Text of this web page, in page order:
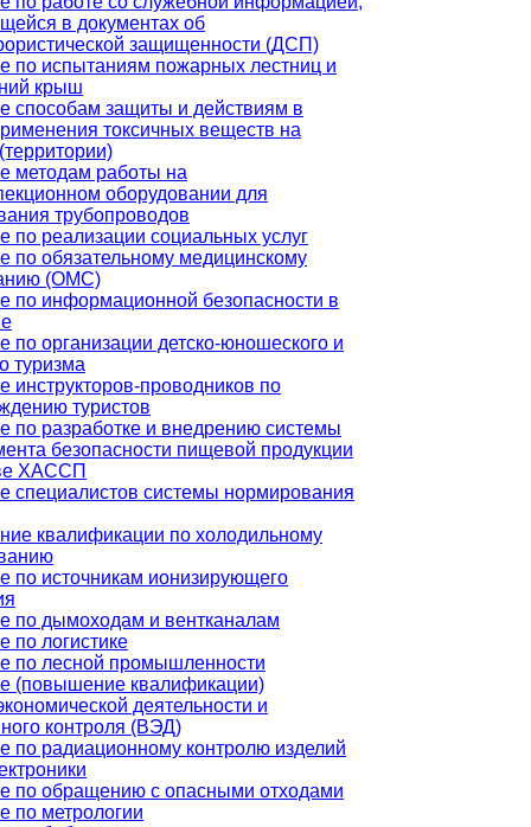
в документах об
защищенности (ДСП)
по испытаниям пожарных лестниц и
крыш
способам защиты и действиям в
токсичных веществ на
методам работы на
оборудовании для
трубопроводов
по реализации социальных услуг
по обязательному медицинскому
(ОМС)
по информационной безопасности в
по организации детско-юношеского и
туризма
инструкторов-проводников по
туристов
по разработке и внедрению системы
безопасности пищевой продукции
ХАССП
специалистов системы нормирования
квалификации по холодильному
по источникам ионизирующего
по дымоходам и вентканалам
по логистике
по лесной промышленности
(повышение квалификации)
деятельности и
контроля (ВЭД)
по радиационному контролю изделий
по обращению с опасными отходами
по метрологии